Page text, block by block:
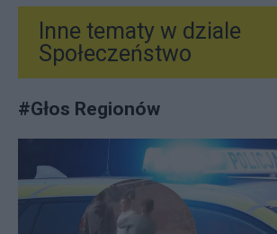
Inne tematy w dziale
Społeczeństwo
#Głos Regionów